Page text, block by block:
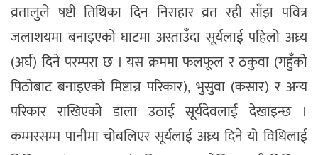
व्रतालुले षष्टी तिथिका दिन निराहार व्रत रही साँझ पवित्र
जलाशयमा बनाइएको घाटमा अस्ताउँदा सूर्यलाई पहिलो अघ्र्य
(अर्घ) दिने परम्परा छ । यस क्रममा फलफूल र ठकुवा (गहुँको
पिठोबाट बनाइएको मिष्टान्न परिकार), भुसुवा (कसार) र अन्य
परिकार राखिएको डाला उठाई सूर्यदेवलाई देखाइन्छ ।
कम्मरसम्म पानीमा चोबलिएर सूर्यलाई अघ्र्य दिने यो विधिलाई